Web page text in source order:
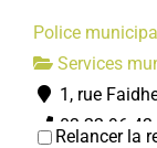
Police
Services
1, rue
03 22 96 43
Relancer la